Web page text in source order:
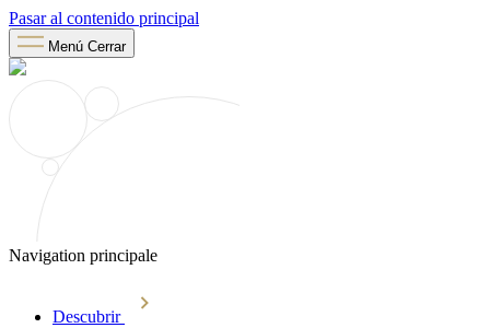
Pasar al contenido principal
Menú Cerrar
Navigation principale
Descubrir